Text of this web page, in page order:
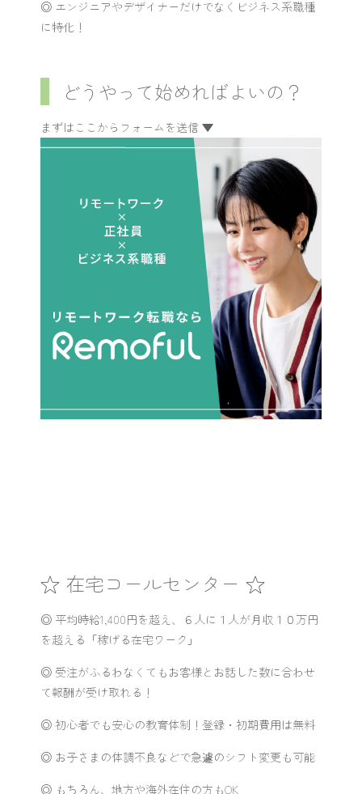
◎ エンジニアやデザイナーだけでなくビジネス系職種
に特化！
どうやって始めればよいの？
まずはここからフォームを送信 ▼
☆ 在宅コールセンター ☆
◎ 平均時給1,400円を超え、６人に１人が月収１０万円
を超える「稼げる在宅ワーク」
◎ 受注がふるわなくてもお客様とお話した数に合わせ
て報酬が受け取れる！
◎ 初心者でも安心の教育体制！登録・初期費用は無料
◎ お子さまの体調不良などで急遽のシフト変更も可能
◎ もちろん、地方や海外在住の方もOK